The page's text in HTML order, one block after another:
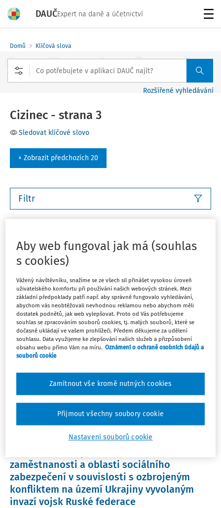
DAUČExpert na daně a účetnictví
Domů Klíčová slova
Rozšířené vyhledávání
Cizinec - strana 3
Sledovat klíčové slovo
+ Zobrazit předchozích 20
Filtr
Řadit podle:
Nejnovější
Nejstarší
AKTUALITY
Zaměstnávání občanů Ukrajiny, kteří
přicházejí do České republiky v souvislosti
s válečným konfliktem
Informace k zaměstnávání občanů Ukrajiny, kteří
přicházejí do České republiky v souvislosti s válečným
daňového zvýhodnění na děti v průběhu roku 2022
Finanční správa
zaměstnanosti a oblasti sociálního
zabezpečení v souvislosti s ozbrojeným
konfliktem na území Ukrajiny vyvolaným
invazí vojsk Ruské federace
Aby web fungoval jak má (souhlas
s cookies)
Vážený návštěvníku, snažíme se ze všech sil přinášet vysokou úroveň
uživatelského komfortu při používání našich webových stránek. Mezi
základní předpoklady patří např. aby správně fungovalo vyhledávání,
abychom vás neobtěžovali nevhodnou reklamou nebo abychom měli
dostatek podnětů, jak web vylepšovat. Proto od Vás potřebujeme
souhlas se zpracováním souborů cookies, tj. malých souborů, které se
dočasně ukládají ve vašem prohlížeči. Předem děkujeme za udělení
souhlasu. Data využijeme ke zlepšování našich služeb a přizpůsobení
obsahu webu přímo Vám na míru. Oznámení o ochraně osobních údajů a
souborů cookie
Nastavení souborů cookie
Zamítnout vše kromě nutných cookies
Přijmout všechny soubory cookie